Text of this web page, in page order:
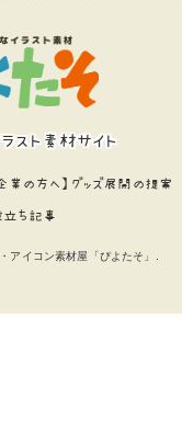
スト素材サイト
企業の方へ】グッズ展開の提案
立ち記事
アイコン素材屋「ぴよたそ」.